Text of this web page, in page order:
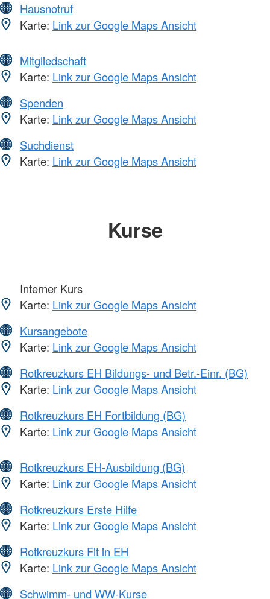
Hausnotruf
Karte: Link zur Google Maps Ansicht
Mitgliedschaft
Karte: Link zur Google Maps Ansicht
Spenden
Karte: Link zur Google Maps Ansicht
Suchdienst
Karte: Link zur Google Maps Ansicht
Kurse
Interner Kurs
Karte: Link zur Google Maps Ansicht
Kursangebote
Karte: Link zur Google Maps Ansicht
Rotkreuzkurs EH Bildungs- und Betr.-Einr. (BG)
Karte: Link zur Google Maps Ansicht
Rotkreuzkurs EH Fortbildung (BG)
Karte: Link zur Google Maps Ansicht
Rotkreuzkurs EH-Ausbildung (BG)
Karte: Link zur Google Maps Ansicht
Rotkreuzkurs Erste Hilfe
Karte: Link zur Google Maps Ansicht
Rotkreuzkurs Fit in EH
Karte: Link zur Google Maps Ansicht
Schwimm- und WW-Kurse